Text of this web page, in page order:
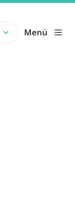
Menü